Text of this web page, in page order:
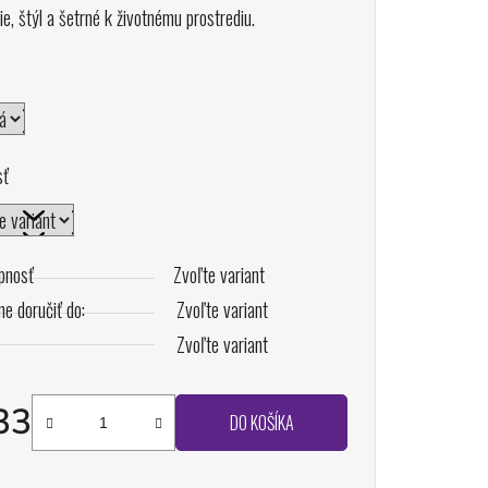
štýl a šetrné k životnému prostrediu.
Zvoľte variant
doručiť do:
Zvoľte variant
Zvoľte variant
cena:
DO KOŠÍKA